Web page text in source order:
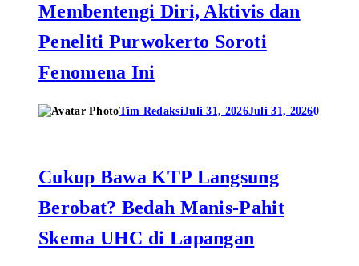
Membentengi Diri, Aktivis dan
Peneliti Purwokerto Soroti
Fenomena Ini
Tim RedaksiJuli 31, 2026Juli 31, 20260
Cukup Bawa KTP Langsung
Berobat? Bedah Manis-Pahit
Skema UHC di Lapangan